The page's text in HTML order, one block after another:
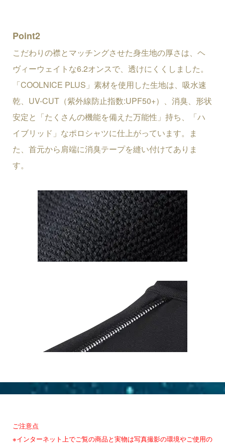
Point2
こだわりの襟とマッチングさせた身生地の厚さは、ヘ
ヴィーウェイトな6.2オンスで、透けにくくしました。
「COOLNICE PLUS」素材を使用した生地は、吸水速
乾、UV-CUT（紫外線防止指数:UPF50+）、消臭、形状
安定と「たくさんの機能を備えた万能性」持ち、「ハ
イブリッド」なポロシャツに仕上がっています。ま
た、首元から肩端に消臭テープを縫い付けてありま
す。
ご注意点
※インターネット上でご覧の商品と実物は写真撮影の環境やご使用の